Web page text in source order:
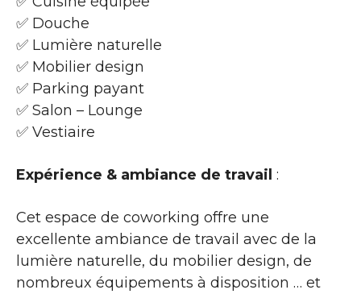
✅ Douche
✅ Lumière naturelle
✅ Mobilier design
✅ Parking payant
✅ Salon – Lounge
✅ Vestiaire
Expérience & ambiance de travail :
Cet espace de coworking offre une
excellente ambiance de travail avec de la
lumière naturelle, du mobilier design, de
nombreux équipements à disposition … et